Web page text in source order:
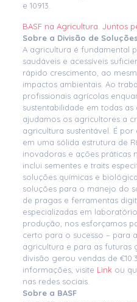
e 10913.
BASF na Agricultura. Juntos
Sobre a Divisão de
A agricultura é fundamental
saudáveis e acessíveis
rápido crescimento, ao
impactos ambientais. Ao
profissionais agrícolas
sustentabilidade em todas
ajudamos os agricultores a
agricultura sustentável. É
em uma sólida estrutura de
inovadoras e ações práticas
inclui sementes e traits
soluções químicas e
soluções para o manejo do
de pragas e ferramentas
especializadas em
produção, nos esforçamos
certo para o sucesso – para
agricultura e para as futuras
divisão gerou vendas de
informações, visite Link ou
nas redes sociais.
Sobre a BASF